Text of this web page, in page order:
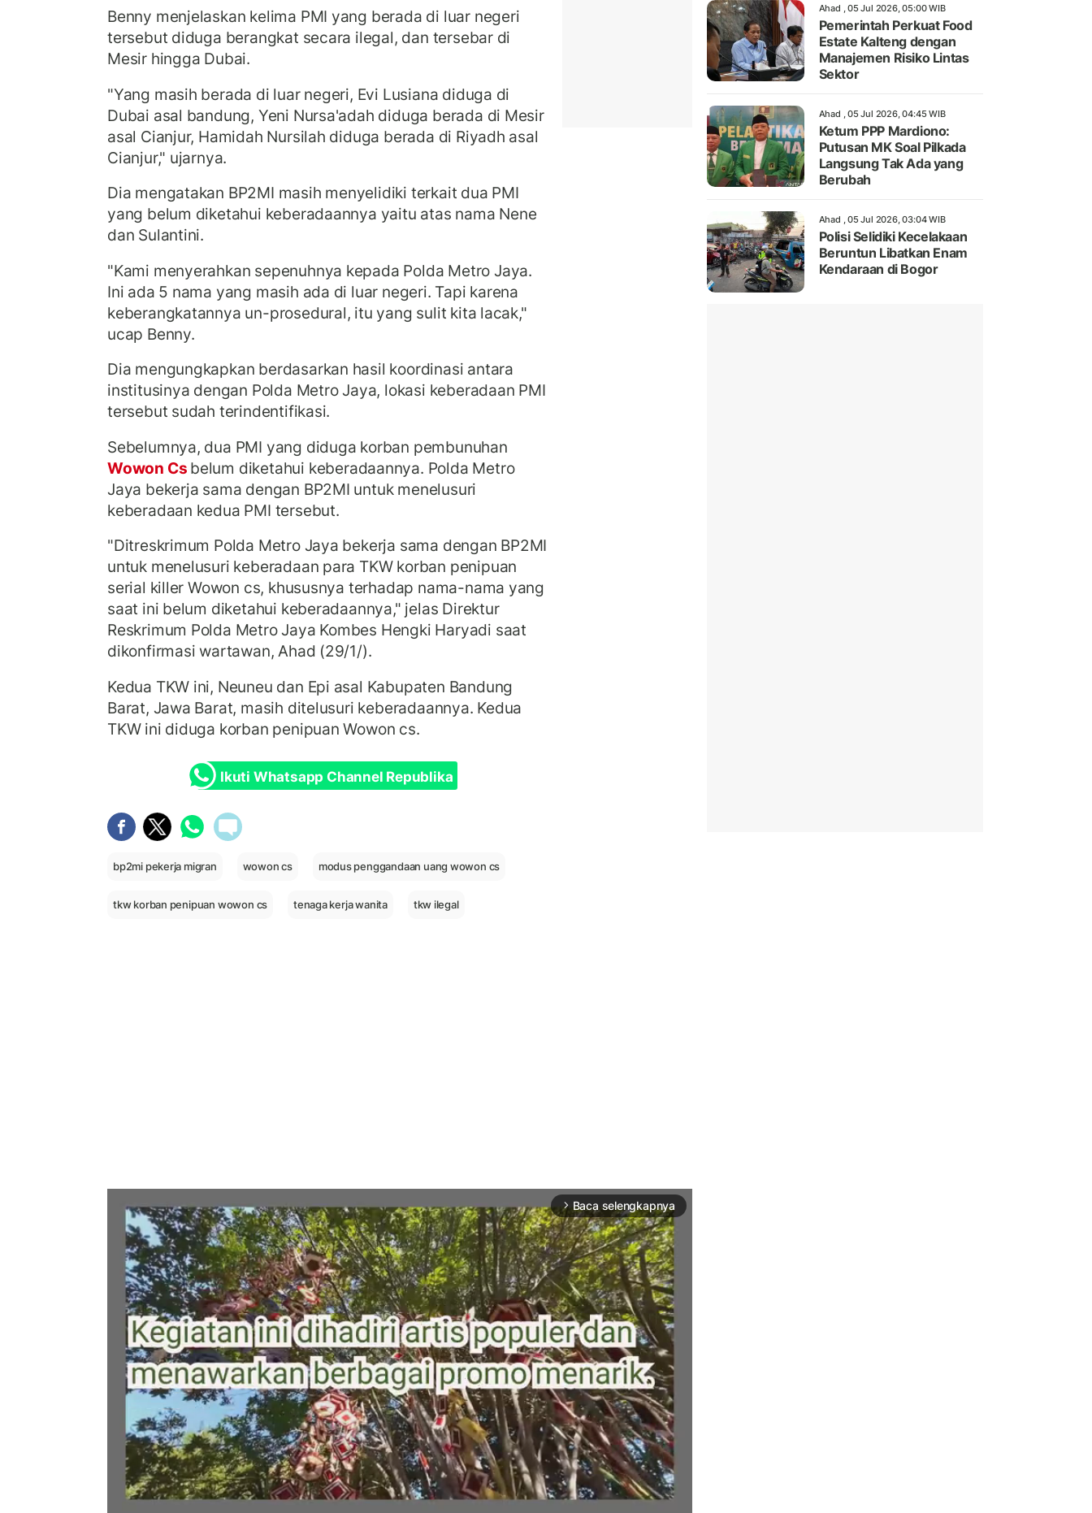
Benny menjelaskan kelima PMI yang berada di luar negeri
tersebut diduga berangkat secara ilegal, dan tersebar di
Mesir hingga Dubai.
"Yang masih berada di luar negeri, Evi Lusiana diduga di
Dubai asal bandung, Yeni Nursa'adah diduga berada di Mesir
asal Cianjur, Hamidah Nursilah diduga berada di Riyadh asal
Cianjur," ujarnya.
Dia mengatakan BP2MI masih menyelidiki terkait dua PMI
yang belum diketahui keberadaannya yaitu atas nama Nene
dan Sulantini.
"Kami menyerahkan sepenuhnya kepada Polda Metro Jaya.
Ini ada 5 nama yang masih ada di luar negeri. Tapi karena
keberangkatannya un-prosedural, itu yang sulit kita lacak,"
ucap Benny.
Dia mengungkapkan berdasarkan hasil koordinasi antara
institusinya dengan Polda Metro Jaya, lokasi keberadaan PMI
tersebut sudah terindentifikasi.
Sebelumnya, dua PMI yang diduga korban pembunuhan
Wowon Cs belum diketahui keberadaannya. Polda Metro
Jaya bekerja sama dengan BP2MI untuk menelusuri
keberadaan kedua PMI tersebut.
"Ditreskrimum Polda Metro Jaya bekerja sama dengan BP2MI
untuk menelusuri keberadaan para TKW korban penipuan
serial killer Wowon cs, khususnya terhadap nama-nama yang
saat ini belum diketahui keberadaannya," jelas Direktur
Reskrimum Polda Metro Jaya Kombes Hengki Haryadi saat
dikonfirmasi wartawan, Ahad (29/1/).
Kedua TKW ini, Neuneu dan Epi asal Kabupaten Bandung
Barat, Jawa Barat, masih ditelusuri keberadaannya. Kedua
TKW ini diduga korban penipuan Wowon cs.
Ikuti Whatsapp Channel Republika
bp2mi pekerja migran wowon cs modus penggandaan uang wowon cs
tkw korban penipuan wowon cs tenaga kerja wanita tkw ilegal
arrow_forward_ios Baca selengkapnya
Ahad , 05 Jul 2026, 05:00 WIB
Pemerintah Perkuat Food
Estate Kalteng dengan
Manajemen Risiko Lintas
Sektor
Ahad , 05 Jul 2026, 04:45 WIB
Ketum PPP Mardiono:
Putusan MK Soal Pilkada
Langsung Tak Ada yang
Berubah
Ahad , 05 Jul 2026, 03:04 WIB
Polisi Selidiki Kecelakaan
Beruntun Libatkan Enam
Kendaraan di Bogor